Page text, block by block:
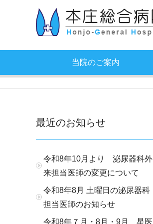
当院のご案内
最近のお知らせ
令和8年10月より 泌尿器科外
来担当医師の変更について
令和8年8月 土曜日の泌尿器科
担当医師のお知らせ
令和8年７月・8月・9月 星医